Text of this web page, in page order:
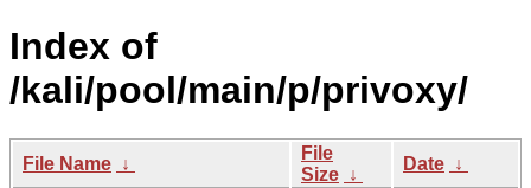
Index of
/kali/pool/main/p/privoxy/
File Name ↓
File
Size ↓
Date ↓